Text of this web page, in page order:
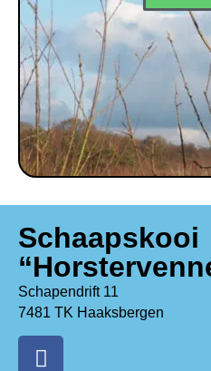
Schaapskooi
Schapendrift 11
7481 TK Haaksbergen